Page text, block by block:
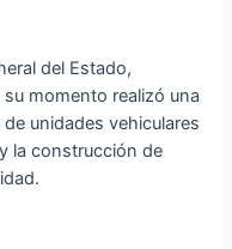
del Estado,
momento realizó una
unidades vehiculares
la construcción de